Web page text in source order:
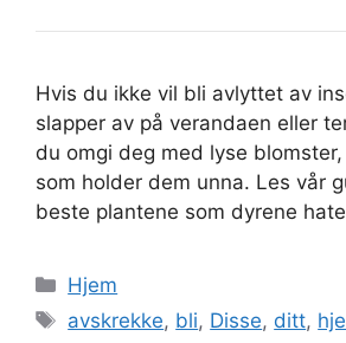
Hvis du ikke vil bli avlyttet av
slapper av på verandaen eller
du omgi deg med lyse
som holder dem unna. Les vår
beste plantene som dyrene
Kategorier
Hjem
Stikkord
avskrekke, bli, Disse, ditt,